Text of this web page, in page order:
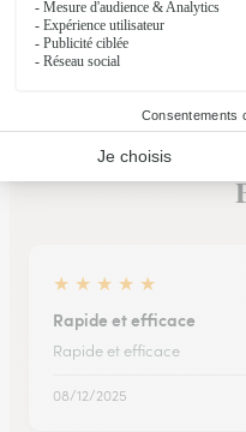
Voir la boutique
Ils ont fait livrer
★ ★ ★ ★ ★
Rapide et efficace
Rapide et efficace
08/12/2025